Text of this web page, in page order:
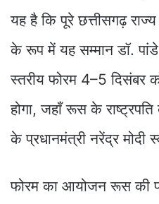
यह है कि पूरे छत्तीसगढ़
के रूप में यह सम्मान डॉ.
स्तरीय फोरम 4–5 दिसंबर
होगा, जहाँ रूस के राष्ट्रपति
के प्रधानमंत्री नरेंद्र मोदी
फोरम का आयोजन रूस की